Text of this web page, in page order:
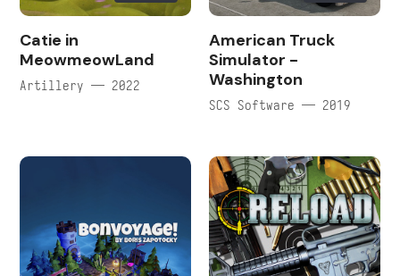
Catie in
MeowmeowLand
Artillery — 2022
American Truck
Simulator -
Washington
SCS Software — 2019